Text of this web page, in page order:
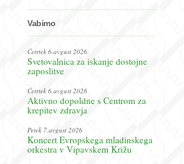
Vabimo
Četrtek 6.avgust 2026
Svetovalnica za iskanje dostojne
zaposlitve
Četrtek 6.avgust 2026
Aktivno dopoldne s Centrom za
krepitev zdravja
Petek 7.avgust 2026
Koncert Evropskega mladinskega
orkestra v Vipavskem Križu